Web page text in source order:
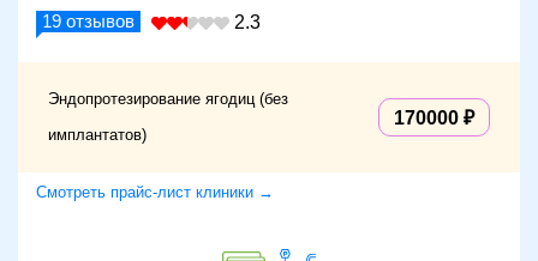
исключить физические нагрузки;
19 отзывов 2.3
Эндопротезирование ягодиц (без
имплантатов)
170000
Смотреть прайс-лист клиники →